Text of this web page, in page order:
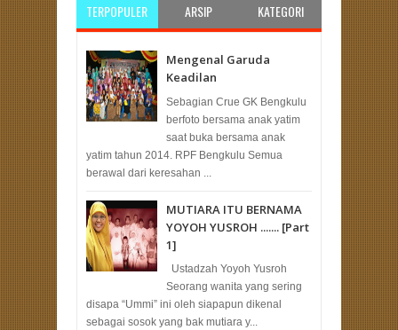
TERPOPULER ARSIP KATEGORI
Mengenal Garuda
Keadilan
Sebagian Crue GK Bengkulu
berfoto bersama anak yatim
saat buka bersama anak
yatim tahun 2014. RPF Bengkulu Semua
berawal dari keresahan ...
MUTIARA ITU BERNAMA
YOYOH YUSROH ....... [Part
1]
Ustadzah Yoyoh Yusroh
Seorang wanita yang sering
disapa “Ummi” ini oleh siapapun dikenal
sebagai sosok yang bak mutiara y...